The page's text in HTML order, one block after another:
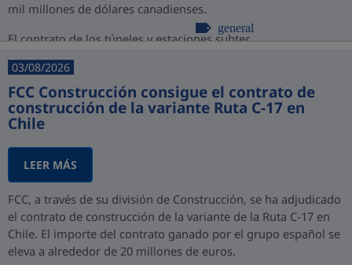
mil millones de dólares canadienses.
El contrato de los túneles y estaciones subter...
general
03/08/2026
FCC Construcción consigue el contrato de
construcción de la variante Ruta C-17 en
Chile
LEER MÁS
FCC, a través de su división de Construcción, se ha adjudicado
el contrato de construcción de la variante de la Ruta C-17 en
Chile. El importe del contrato ganado por el grupo español se
eleva a alrededor de 20 millones de euros.